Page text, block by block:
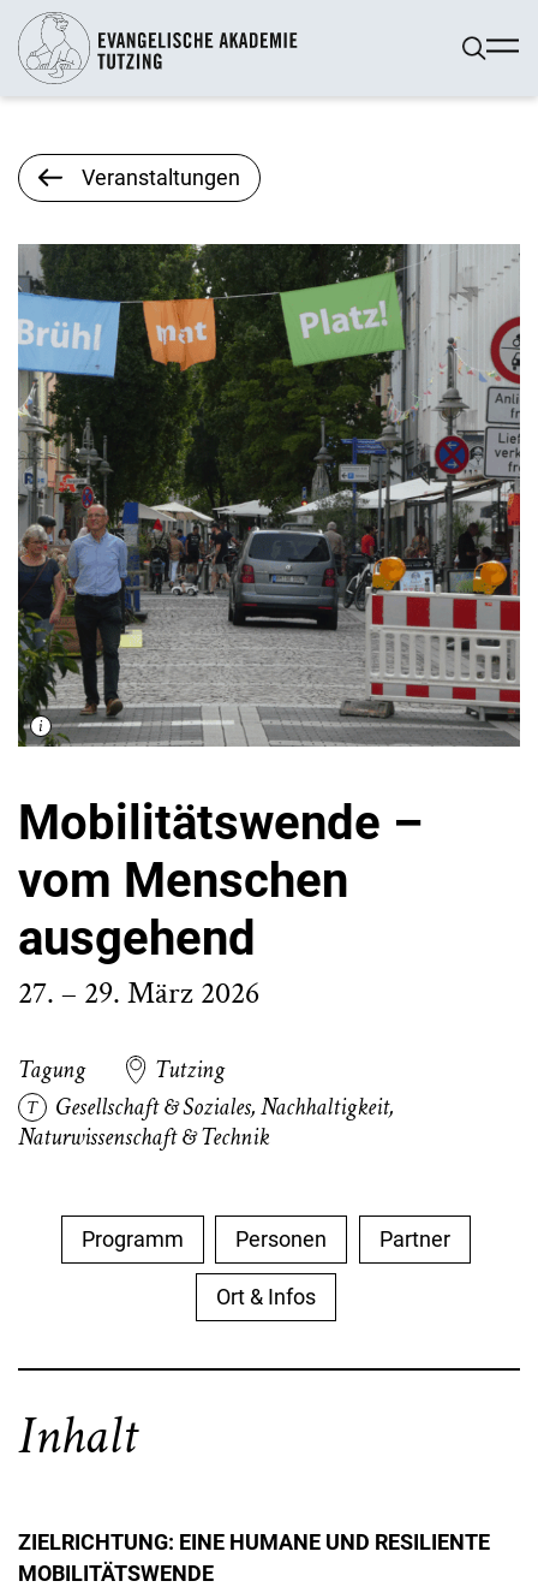
Veranstaltungen
Mobilitätswende –
vom Menschen
ausgehend
27. – 29. März 2026
Tagung
Tutzing
Gesellschaft & Soziales,Nachhaltigkeit,
Naturwissenschaft & Technik
Programm Personen Partner
Ort & Infos
Inhalt
ZIELRICHTUNG: EINE HUMANE UND RESILIENTE
MOBILITÄTSWENDE